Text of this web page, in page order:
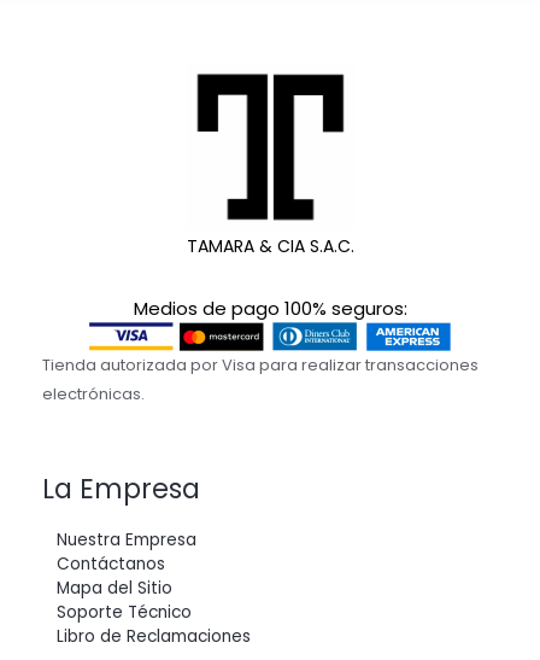
TAMARA & CIA S.A.C.
Medios de pago 100% seguros:
Tienda autorizada por Visa para realizar transacciones
electrónicas.
La Empresa
Nuestra Empresa
Contáctanos
Mapa del Sitio
Soporte Técnico
Libro de Reclamaciones